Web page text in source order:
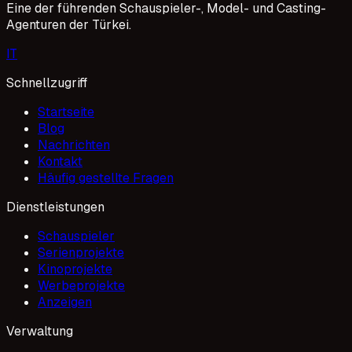
Eine der führenden Schauspieler-, Model- und Casting-
Agenturen der Türkei.
IT
Schnellzugriff
Startseite
Blog
Nachrichten
Kontakt
Häufig gestellte Fragen
Dienstleistungen
Schauspieler
Serienprojekte
Kinoprojekte
Werbeprojekte
Anzeigen
Verwaltung